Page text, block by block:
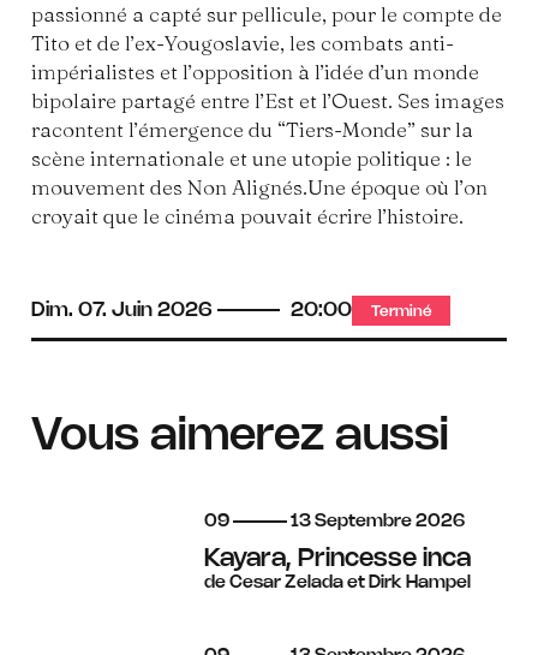
passionné a capté sur pellicule, pour le compte de
Tito et de l’ex-Yougoslavie, les combats anti-
impérialistes et l’opposition à l’idée d’un monde
bipolaire partagé entre l’Est et l’Ouest. Ses images
racontent l’émergence du “Tiers-Monde” sur la
scène internationale et une utopie politique : le
mouvement des Non Alignés.Une époque où l’on
croyait que le cinéma pouvait écrire l’histoire.
Dim. 07. Juin 2026 20:00 Terminé
Vous aimerez aussi
du
09 au
13 septembre
Septembre 2026
Kayara, Princesse inca
de Cesar Zelada et Dirk Hampel